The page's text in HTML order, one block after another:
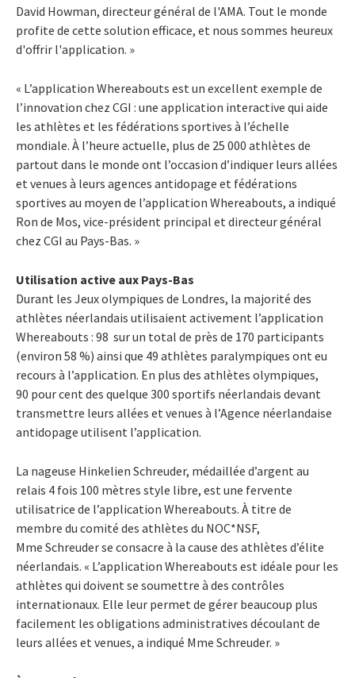
David Howman, directeur général de l'AMA. Tout le monde
profite de cette solution efficace, et nous sommes heureux
d'offrir l'application. »
« L’application Whereabouts est un excellent exemple de
l’innovation chez CGI : une application interactive qui aide
les athlètes et les fédérations sportives à l’échelle
mondiale. À l’heure actuelle, plus de 25 000 athlètes de
partout dans le monde ont l’occasion d’indiquer leurs allées
et venues à leurs agences antidopage et fédérations
sportives au moyen de l’application Whereabouts, a indiqué
Ron de Mos, vice-président principal et directeur général
chez CGI au Pays-Bas. »
Utilisation active aux Pays-Bas
Durant les Jeux olympiques de Londres, la majorité des
athlètes néerlandais utilisaient activement l’application
Whereabouts : 98 sur un total de près de 170 participants
(environ 58 %) ainsi que 49 athlètes paralympiques ont eu
recours à l’application. En plus des athlètes olympiques,
90 pour cent des quelque 300 sportifs néerlandais devant
transmettre leurs allées et venues à l’Agence néerlandaise
antidopage utilisent l’application.
La nageuse Hinkelien Schreuder, médaillée d’argent au
relais 4 fois 100 mètres style libre, est une fervente
utilisatrice de l’application Whereabouts. À titre de
membre du comité des athlètes du NOC*NSF,
Mme Schreuder se consacre à la cause des athlètes d’élite
néerlandais. « L’application Whereabouts est idéale pour les
athlètes qui doivent se soumettre à des contrôles
internationaux. Elle leur permet de gérer beaucoup plus
facilement les obligations administratives découlant de
leurs allées et venues, a indiqué Mme Schreuder. »